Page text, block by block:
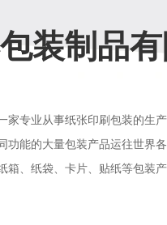
装制品
专业从事纸张印刷包装的生
功能的大量包装产品运往世界
、纸袋、卡片、贴纸等包装产